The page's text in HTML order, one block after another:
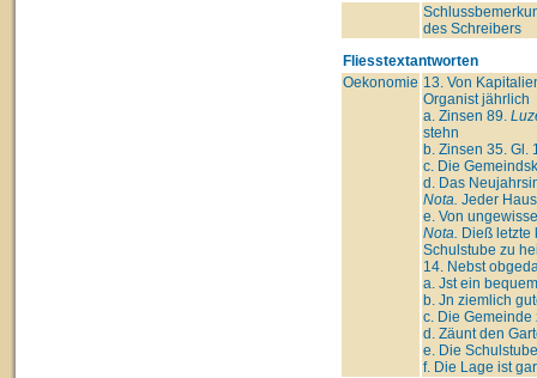
des Schreibers
Fliesstextantworten
Oekonomie 13. Von
Organist jährlich
a. Zinsen 89.
stehn
b. Zinsen 35. Gl.
c. Die
d. Das
Nota. Jeder
e. Von
Nota. Dieß letzte
Schulstube zu
14. Nebst
a. Jst ein
b. Jn ziemlich
c. Die Gemeinde
d. Zäunt den
e. Die
f. Die Lage ist